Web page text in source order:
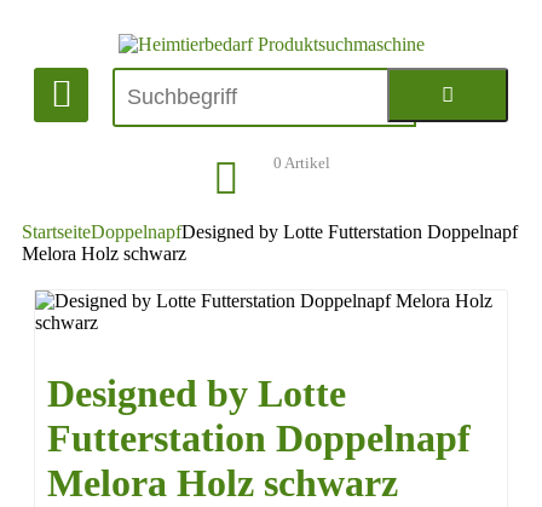
0 Artikel
StartseiteDoppelnapfDesigned by Lotte Futterstation Doppelnapf
Melora Holz schwarz
Designed by Lotte
Futterstation Doppelnapf
Melora Holz schwarz